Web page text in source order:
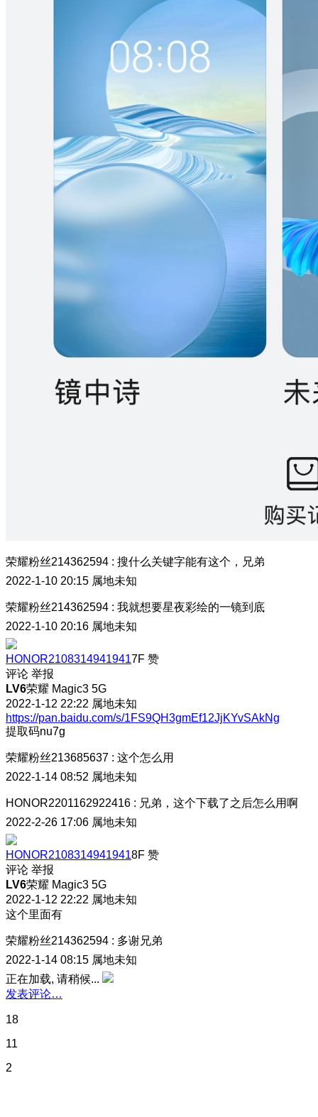
荣耀粉丝214362594 : 搜什么关键字能有这个，兄弟
2022-1-10 20:15 属地未知
荣耀粉丝214362594 : 我就想要星夜彩绘的一镜到底
2022-1-10 20:16 属地未知
HONOR21083149419417F 赞
评论 举报
LV6荣耀 Magic3 5G
2022-1-12 22:22 属地未知
https://pan.baidu.com/s/1FS9QH3gmEf12JjKYvSAkNg
提取码nu7g
荣耀粉丝213685637 : 这个怎么用
2022-1-14 08:52 属地未知
HONOR2201162922416 : 兄弟，这个下载了之后怎么用啊
2022-2-26 17:06 属地未知
HONOR21083149419418F 赞
评论 举报
LV6荣耀 Magic3 5G
2022-1-12 22:22 属地未知
这个里面有
荣耀粉丝214362594 : 多谢兄弟
2022-1-14 08:15 属地未知
正在加载, 请稍候...
发表评论…
18
11
2